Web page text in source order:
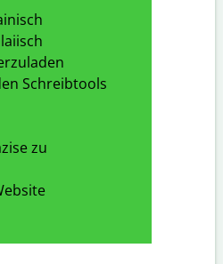
Schreibtools
zu